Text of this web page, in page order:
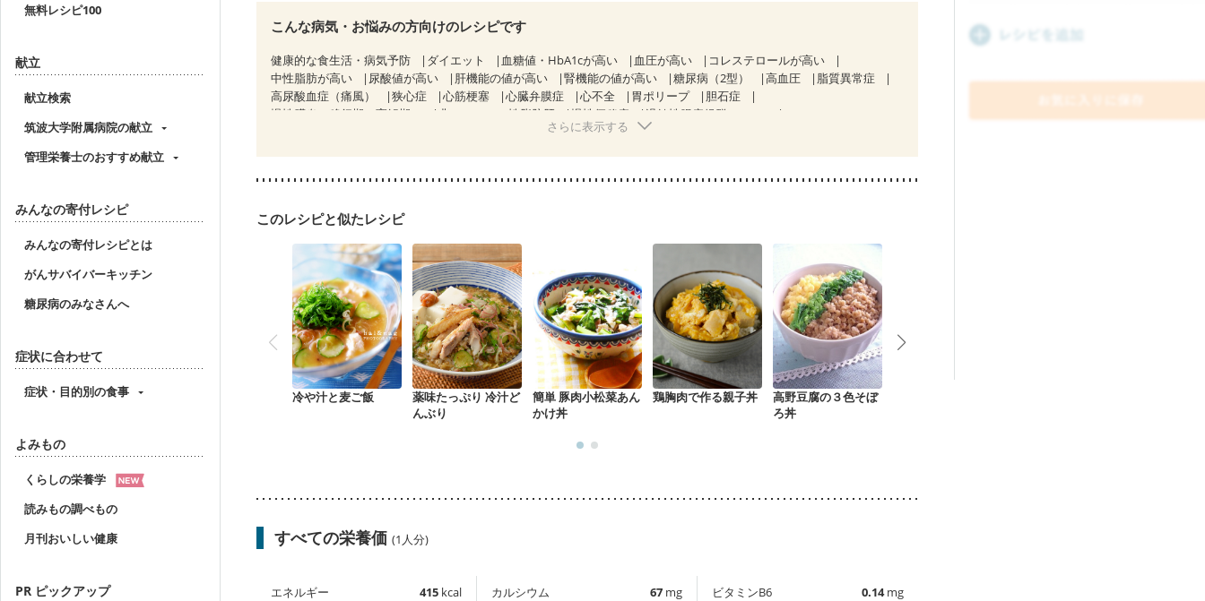
無料レシピ100
献立
献立検索
筑波大学附属病院の献立
管理栄養士のおすすめ献立
みんなの寄付レシピ
みんなの寄付レシピとは
がんサバイバーキッチン
糖尿病のみなさんへ
症状に合わせて
症状・目的別の食事
よみもの
くらしの栄養学
読みもの調べもの
月刊おいしい健康
PR ピックアップ
こんな病気・お悩みの方向けのレシピです
健康的な食生活・病気予防 ダイエット 血糖値・HbA1cが高い 血圧が高い
コレステロールが高い
中性脂肪が高い
尿酸値が高い 肝機能の値が高い 腎機能の値が高い 糖尿病（2型） 高血圧
脂質異常症
高尿酸血症（痛風）
狭心症 心筋梗塞 心臓弁膜症 心不全 胃ポリープ
胆石症
慢性膵炎（移行期・寛解期）
非アルコール性脂肪肝 慢性便秘症
過敏性腸症候群（IBS）
糖尿病性腎症（第２期）
乾癬
フレイル（年齢に合わせた体作り） 低栄養予防 貧血対策 ニキビ・肌荒れ 妊活中 更年期
さらに表示する
このレシピと似たレシピ
冷や汁と麦ご飯
薬味たっぷり 冷汁ど
んぶり
簡単 豚肉小松菜あん
かけ丼
鶏胸肉で作る親子丼
高野豆腐の３色そぼ
ろ丼
すべての栄養価 (1人分)
エネルギー 415 kcal
カルシウム 67 mg
ビタミンB6 0.14mg